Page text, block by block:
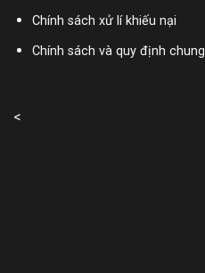
Chính sách xử lí khiếu nại
Chính sách và quy định chung
<